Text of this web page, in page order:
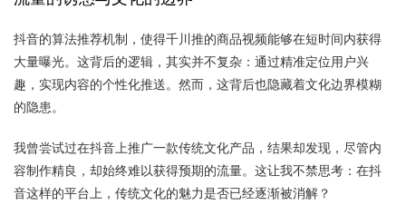
抖音的算法推荐机制，使得千川推的商品视频能够在短时间内获得
大量曝光。这背后的逻辑，其实并不复杂：通过精准定位用户兴
趣，实现内容的个性化推送。然而，这背后也隐藏着文化边界模糊
的隐患。
我曾尝试过在抖音上推广一款传统文化产品，结果却发现，尽管内
容制作精良，却始终难以获得预期的流量。这让我不禁思考：在抖
音这样的平台上，传统文化的魅力是否已经逐渐被消解？